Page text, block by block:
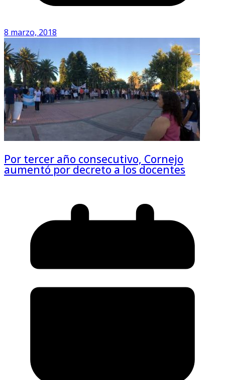
8 marzo, 2018
Por tercer año consecutivo, Cornejo
aumentó por decreto a los docentes